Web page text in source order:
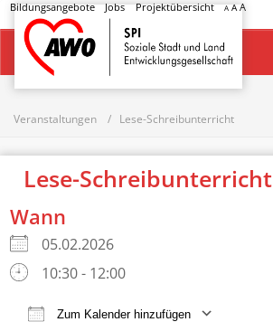
Bildungsangebote Jobs Projektübersicht A AA
Startseite
Veranstaltungen Lese-Schreibunterricht
Lese-Schreibunterricht
Wann
05.02.2026
10:30 - 12:00
Zum Kalender hinzufügen